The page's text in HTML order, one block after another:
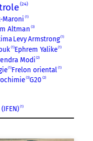
24
Maroni 1
Altman 3
Levy Armstrong 1
1 Ephrem Yalike 1
Modi 2
1 Frelon oriental 1
3 G20 2
1